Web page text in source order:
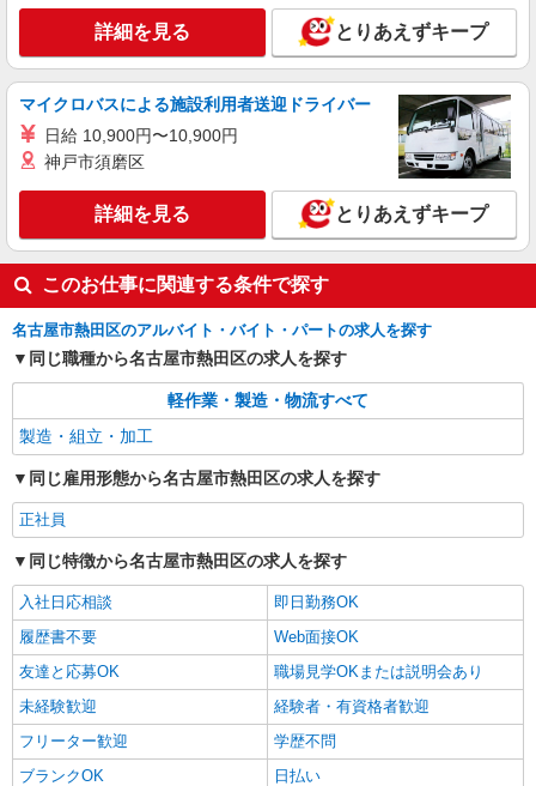
株式会社リオン
アルミサッシの製造スタッフ
月給245,000円〜280,000円（経験・能力によ
る）
愛知県名古屋市熱田区
キープ 詳細を見る
株式会社ＭＯＤＥ
組立・軽作業スタッフ
月給22万円〜25.6万円 月収例25.6万円 / 残業
10h / 深夜・その他手当含む 一般物件、レオパレ
ス→住み込みでお仕事可能★☆ 綺麗な1R、1Kを
ご用意☆
愛知県名古屋市熱田区
キープ 詳細を見る
詳細を見る とりあえずキープ
マイクロバスによる施設利用者送迎ドライバー
日給 10,900円〜10,900円
神戸市須磨区
詳細を見る とりあえずキープ
このお仕事に関連する条件で探す
名古屋市熱田区のアルバイト・バイト・パートの求人を探す
同じ職種から名古屋市熱田区の求人を探す
軽作業・製造・物流すべて
製造・組立・加工
同じ雇用形態から名古屋市熱田区の求人を探す
正社員
同じ特徴から名古屋市熱田区の求人を探す
入社日応相談
即日勤務OK
履歴書不要
Web面接OK
友達と応募OK
職場見学OKまたは説明会あり
未経験歓迎
経験者・有資格者歓迎
フリーター歓迎
学歴不問
ブランクOK
日払い